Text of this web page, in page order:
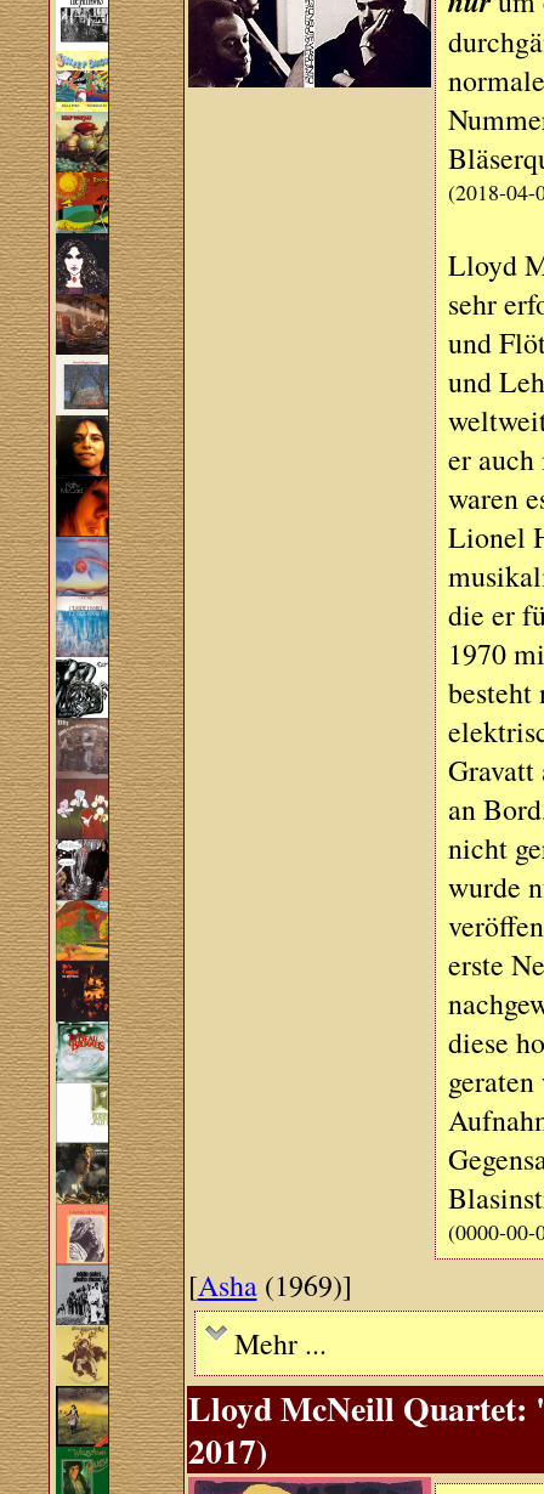
(2018-04-
Lloyd
sehr
und
und
er
waren
Lionel
die er
1970
besteht
an
nicht
wurde
erste
diese
(0000-00-
[Asha(1969)]
Mehr ...
Lloyd McNeill Quartet:
2017)